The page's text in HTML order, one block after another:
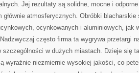
Jej rezultaty są solidne, mocne i
głównie atmosferycznych. Obróbki
ocynkowanych i aluminiowych, jak
często firma ta wygrywa przetargi
szczególności w dużych miastach. Dzieje się
wyraźnie niezmiernie wysokiej jakości, co